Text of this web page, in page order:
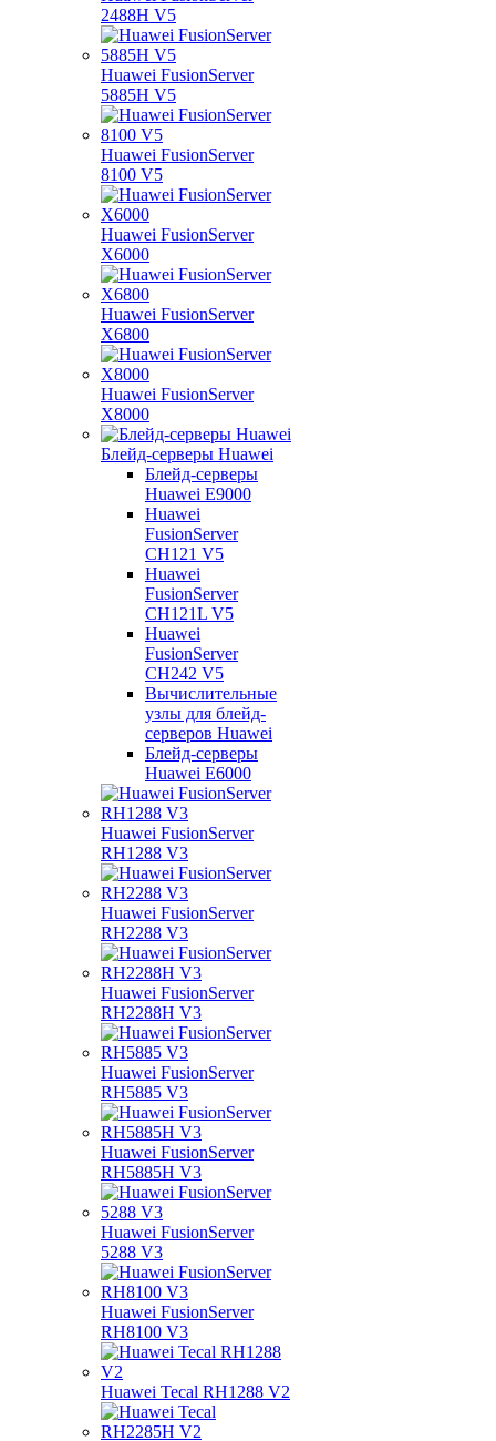
2488H V5
Huawei FusionServer
5885H V5
Huawei FusionServer
8100 V5
Huawei FusionServer
X6000
Huawei FusionServer
X6800
Huawei FusionServer
X8000
Блейд-серверы Huawei
Блейд-серверы
Huawei E9000
Huawei
FusionServer
CH121 V5
Huawei
FusionServer
CH121L V5
Huawei
FusionServer
CH242 V5
Вычислительные
узлы для блейд-
серверов Huawei
Блейд-серверы
Huawei E6000
Huawei FusionServer
RH1288 V3
Huawei FusionServer
RH2288 V3
Huawei FusionServer
RH2288H V3
Huawei FusionServer
RH5885 V3
Huawei FusionServer
RH5885H V3
Huawei FusionServer
5288 V3
Huawei FusionServer
RH8100 V3
Huawei Tecal RH1288 V2